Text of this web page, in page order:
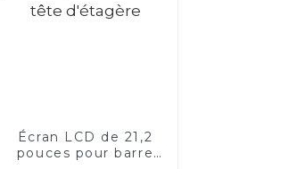
Écran LCD de 21,2
pouces pour barre